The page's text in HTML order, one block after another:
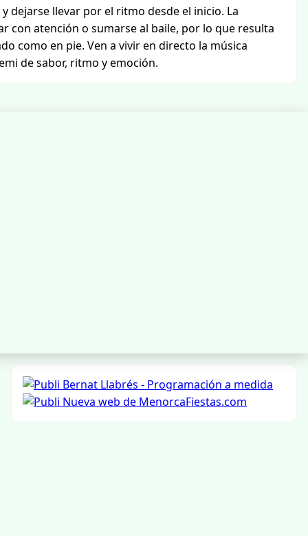
llevar por el ritmo desde el inicio. La
con atención o sumarse al baile, por lo que resulta
como en pie. Ven a vivir en directo la música
de sabor, ritmo y emoción.